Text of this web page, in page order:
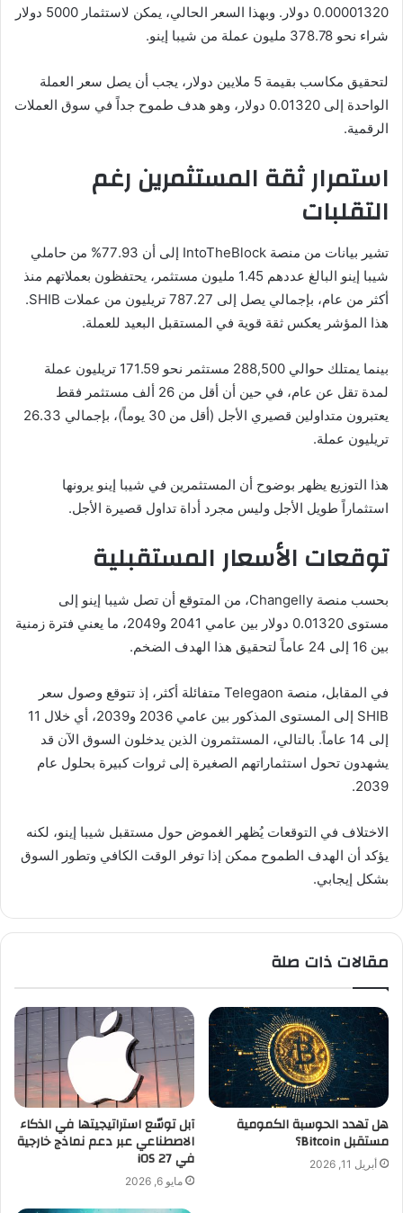
0.00001320 دولار. وبهذا السعر الحالي، يمكن لاستثمار 5000 دولار
شراء نحو 378.78 مليون عملة من شيبا إينو.
لتحقيق مكاسب بقيمة 5 ملايين دولار، يجب أن يصل سعر العملة
الواحدة إلى 0.01320 دولار، وهو هدف طموح جداً في سوق العملات
الرقمية.
استمرار ثقة المستثمرين رغم
التقلبات
تشير بيانات من منصة IntoTheBlock إلى أن 77.93% من حاملي
شيبا إينو البالغ عددهم 1.45 مليون مستثمر، يحتفظون بعملاتهم منذ
أكثر من عام، بإجمالي يصل إلى 787.27 تريليون من عملات SHIB.
هذا المؤشر يعكس ثقة قوية في المستقبل البعيد للعملة.
بينما يمتلك حوالي 288,500 مستثمر نحو 171.59 تريليون عملة
لمدة تقل عن عام، في حين أن أقل من 26 ألف مستثمر فقط
يعتبرون متداولين قصيري الأجل (أقل من 30 يوماً)، بإجمالي 26.33
تريليون عملة.
هذا التوزيع يظهر بوضوح أن المستثمرين في شيبا إينو يرونها
استثماراً طويل الأجل وليس مجرد أداة تداول قصيرة الأجل.
توقعات الأسعار المستقبلية
بحسب منصة Changelly، من المتوقع أن تصل شيبا إينو إلى
مستوى 0.01320 دولار بين عامي 2041 و2049، ما يعني فترة زمنية
بين 16 إلى 24 عاماً لتحقيق هذا الهدف الضخم.
في المقابل، منصة Telegaon متفائلة أكثر، إذ تتوقع وصول سعر
SHIB إلى المستوى المذكور بين عامي 2036 و2039، أي خلال 11
إلى 14 عاماً. بالتالي، المستثمرون الذين يدخلون السوق الآن قد
يشهدون تحول استثماراتهم الصغيرة إلى ثروات كبيرة بحلول عام
2039.
الاختلاف في التوقعات يُظهر الغموض حول مستقبل شيبا إينو، لكنه
يؤكد أن الهدف الطموح ممكن إذا توفر الوقت الكافي وتطور السوق
بشكل إيجابي.
مقالات ذات صلة
هل تهدد الحوسبة الكمومية
مستقبل Bitcoin؟
أبريل 11, 2026
آبل توسّع استراتيجيتها في الذكاء
الاصطناعي عبر دعم نماذج خارجية
في iOS 27
مايو 6, 2026